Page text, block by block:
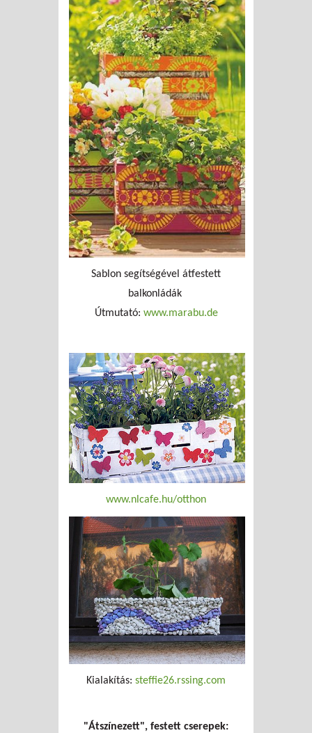
Sablon segítségével átfestett
balkonládák
Útmutató: www.marabu.de
www.nlcafe.hu/otthon
Kialakítás: steffie26.rssing.com
"Átszínezett", festett cserepek: